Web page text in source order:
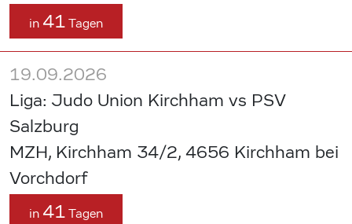
in 41 Tagen
19.09.2026
Liga: Judo Union Kirchham vs PSV
Salzburg
MZH, Kirchham 34/2, 4656 Kirchham bei
Vorchdorf
in 41 Tagen